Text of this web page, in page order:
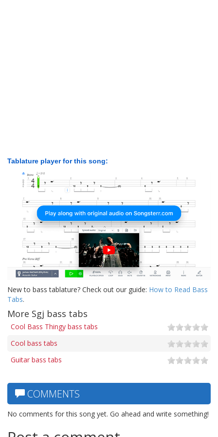
Tablature player for this song:
New to bass tablature? Check out our guide: How to Read Bass
Tabs.
More Sgj bass tabs
Cool Bass Thingy bass tabs
Cool bass tabs
Guitar bass tabs
COMMENTS
No comments for this song yet. Go ahead and write something!